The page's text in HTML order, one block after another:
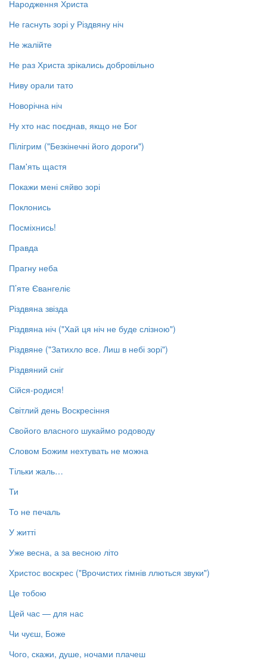
Народження Христа
Не гаснуть зорі у Різдвяну ніч
Не жалійте
Не раз Христа зрікались добровільно
Ниву орали тато
Новорічна ніч
Ну хто нас поєднав, якщо не Бог
Пілігрим ("Безкінечні його дороги")
Пам'ять щастя
Покажи мені сяйво зорі
Поклонись
Посміхнись!
Правда
Прагну неба
П’яте Євангеліє
Різдвяна звізда
Різдвяна ніч ("Хай ця ніч не буде слізною")
Різдвяне ("Затихло все. Лиш в небі зорі")
Різдвяний сніг
Сійся-родися!
Світлий день Воскресіння
Свойого власного шукаймо родоводу
Словом Божим нехтувать не можна
Тільки жаль…
Ти
То не печаль
У житті
Уже весна, а за весною літо
Христос воскрес ("Врочистих гімнів ллються звуки")
Це тобою
Цей час — для нас
Чи чуєш, Боже
Чого, скажи, душе, ночами плачеш